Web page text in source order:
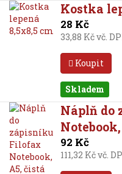
Kostka
28 Kč
33,88 Kč vč.
Koupit
Skladem
Náplň do
92 Kč
111,32 Kč vč.